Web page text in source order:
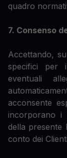
quadro
7. Consenso
Accettando,
specifici per
eventuali
acconsente
incorporano i
della presente
conto dei